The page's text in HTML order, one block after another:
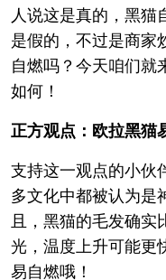
人说这是真的，黑猫
是假的，不过是商家
自燃吗？今天咱们就
如何！
正方观点：欧拉黑猫
支持这一观点的小伙
多文化中都被认为是
且，黑猫的毛发确实
光，温度上升可能更
易自燃哦！